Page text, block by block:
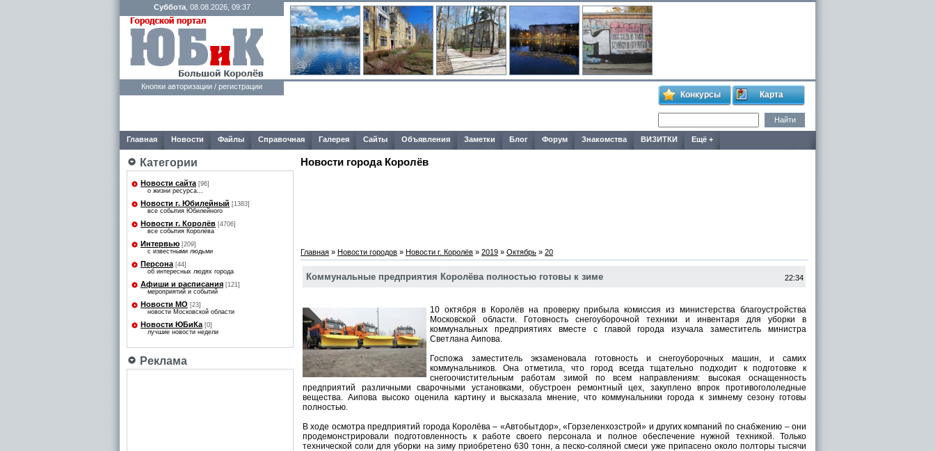
Суббота, 08.08.2026, 09:37
Кнопки авторизации / регистрации
Конкурсы Карта
Главная Новости Файлы Справочная Галерея Сайты Объявления Заметки Блог Форум Знакомства ВИЗИТКИ Ещё +
Категории
Новости сайта [96]
о жизни ресурса...
Новости г. Юбилейный [1383]
все события Юбилейного
Новости г. Королёв [4706]
все события Королёва
Интервью [209]
с известными людьми
Персона [44]
об интересных людях города
Афиши и расписания [121]
мероприятий и событий
Новости МО [23]
новости Московской области
Новости ЮБиКа [0]
лучшие новости недели
Реклама
Новости города Королёв
Главная » Новости городов » Новости г. Королёв » 2019 » Октябрь » 20
Коммунальные предприятия Королёва полностью готовы к зиме 22:34
10 октября в Королёв на проверку прибыла комиссия из министерства благоустройства
Московской области. Готовность снегоуборочной техники и инвентаря для уборки в
коммунальных предприятиях вместе с главой города изучала заместитель министра
Светлана Аипова.
Госпожа заместитель экзаменовала готовность и снегоуборочных машин, и самих
коммунальников. Она отметила, что город всегда тщательно подходит к подготовке к
снегоочистительным работам зимой по всем направлениям: высокая оснащенность
предприятий различными сварочными установками, обустроен ремонтный цех, закуплено впрок противогололедные
вещества. Аипова высоко оценила картину и высказала мнение, что коммунальники города к зимнему сезону готовы
полностью.
В ходе осмотра предприятий города Королёва – «Автобытдор», «Горзеленхозстрой» и других компаний по снабжению – они
продемонстрировали подготовленность к работе своего персонала и полное обеспечение нужной техникой. Только
технической соли для уборки на зиму приобретено 630 тонн, а песко-соляной смеси уже припасено около полторы тысячи